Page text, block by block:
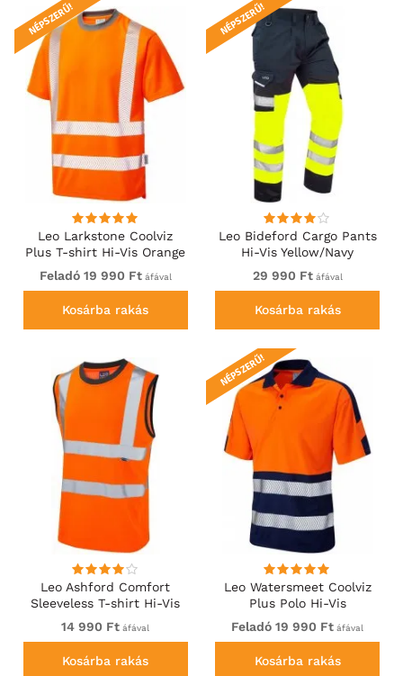
Leo Larkstone Coolviz
Plus T-shirt Hi-Vis Orange
NÉPSZERŰ!
Feladó 19 990 Ftáfával
Kosárba rakás
Leo Bideford Cargo Pants
Hi-Vis Yellow/Navy
NÉPSZERŰ!
29 990 Ftáfával
Kosárba rakás
Leo Ashford Comfort
Sleeveless T-shirt Hi-Vis
Orange
14 990 Ft áfával
Kosárba rakás
Leo Watersmeet Coolviz
Plus Polo Hi-Vis
Orange/Navy
NÉPSZERŰ!
Feladó 19 990 Ft áfával
Kosárba rakás